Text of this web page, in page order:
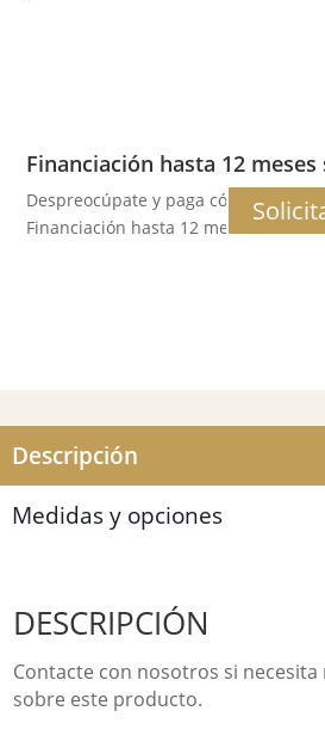
Financiación hasta 12
Despreocúpate y paga
Financiación hasta 12 meses al 0%
Descripción
Medidas y opciones
DESCRIPCIÓN
Contacte con nosotros si
sobre este producto.